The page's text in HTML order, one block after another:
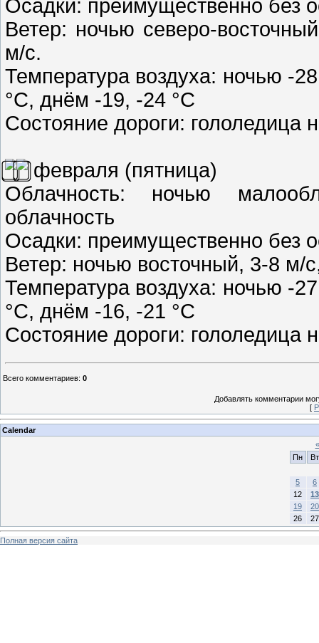
Осадки: преимущественно без
Ветер: ночью северо-
м/с.
Температура воздуха: ночью -
°C, днём -19, -24 °C
Состояние дороги: гололедица
февраля (пятница)
Облачность: ночью
облачность
Осадки: преимущественно без
Ветер: ночью восточный, 3-8 м/
Температура воздуха: ночью -
°C, днём -16, -21 °C
Состояние дороги: гололедица
Всего комментариев: 0
Добавлять комментарии
[
Calendar
«
Пн
Вт
5
6
12
13
19
20
26
27
Полная версия сайта